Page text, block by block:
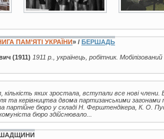
ПАМ’ЯТІ УКРАЇНИ» / БЕРШАДЬ
(1911) 1911 р., українець, робітник.
кількість яких зростала, вступали все нові члени.
та керівництва двома партизанськими
партійне бюро у складі Н. Ферштендікера, К. О.
бюро здійснювало...